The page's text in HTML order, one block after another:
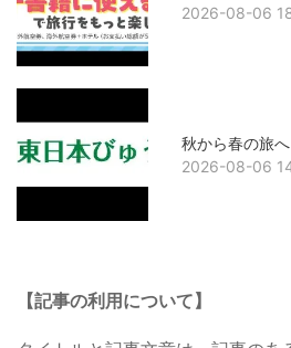
2026-08-06
秋から春の旅へ
2026-08-06
【記事の利用について】